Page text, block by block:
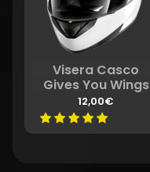
Visera Casco
Gives You Wings
12,00€